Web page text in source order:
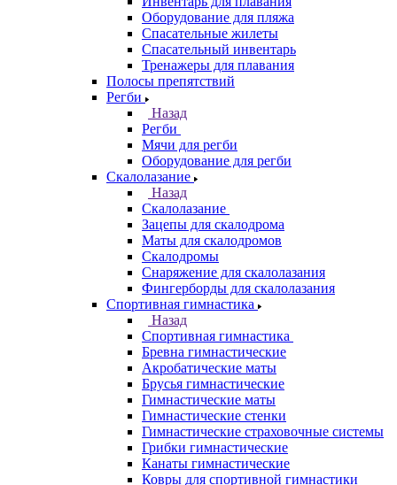
Оборудование для пляжа
Спасательные жилеты
Спасательный инвентарь
Тренажеры для плавания
Полосы препятствий
Регби
Назад
Регби
Мячи для регби
Оборудование для регби
Скалолазание
Назад
Скалолазание
Зацепы для скалодрома
Маты для скалодромов
Скалодромы
Снаряжение для скалолазания
Фингерборды для скалолазания
Спортивная гимнастика
Назад
Спортивная гимнастика
Бревна гимнастические
Акробатические маты
Брусья гимнастические
Гимнастические маты
Гимнастические стенки
Гимнастические страховочные системы
Грибки гимнастические
Канаты гимнастические
Ковры для спортивной гимнастики